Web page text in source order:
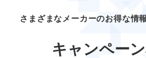
さまざまなメーカーのお得な情
キャンペー